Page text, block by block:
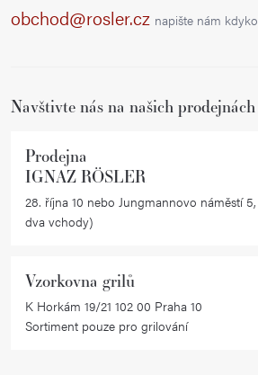
obchod@rosler.cz napište nám
Navštivte nás na našich prodejnách
Prodejna
IGNAZ RÖSLER
28. října 10 nebo Jungmannovo náměstí
dva vchody)
Vzorkovna grilů
K Horkám 19/21 102 00 Praha 10
Sortiment pouze pro grilování